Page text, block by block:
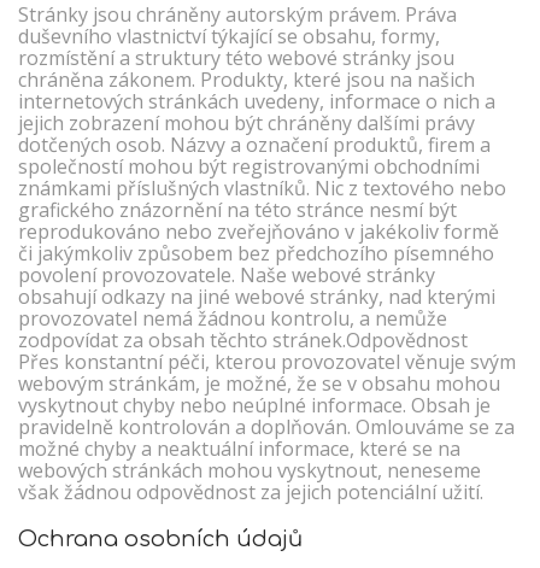
Stránky jsou chráněny autorským právem. Práva
duševního vlastnictví týkající se obsahu, formy,
rozmístění a struktury této webové stránky jsou
chráněna zákonem. Produkty, které jsou na našich
internetových stránkách uvedeny, informace o nich a
jejich zobrazení mohou být chráněny dalšími právy
dotčených osob. Názvy a označení produktů, firem a
společností mohou být registrovanými obchodními
známkami příslušných vlastníků. Nic z textového nebo
grafického znázornění na této stránce nesmí být
reprodukováno nebo zveřejňováno v jakékoliv formě
či jakýmkoliv způsobem bez předchozího písemného
povolení provozovatele. Naše webové stránky
obsahují odkazy na jiné webové stránky, nad kterými
provozovatel nemá žádnou kontrolu, a nemůže
zodpovídat za obsah těchto stránek.Odpovědnost
Přes konstantní péči, kterou provozovatel věnuje svým
webovým stránkám, je možné, že se v obsahu mohou
vyskytnout chyby nebo neúplné informace. Obsah je
pravidelně kontrolován a doplňován. Omlouváme se za
možné chyby a neaktuální informace, které se na
webových stránkách mohou vyskytnout, neneseme
však žádnou odpovědnost za jejich potenciální užití.
Ochrana osobních údajů